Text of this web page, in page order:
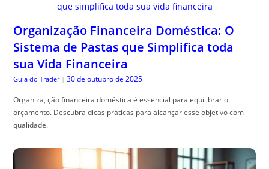
Organização Financeira Doméstica: O
Sistema de Pastas que Simplifica toda
sua Vida Financeira
Guia do Trader | 30 de outubro de 2025
Organiza, ção financeira doméstica é essencial para equilibrar o
orçamento. Descubra dicas práticas para alcançar esse objetivo com
qualidade.